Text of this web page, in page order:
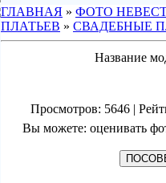
ГЛАВНАЯ » ФОТО
ПЛАТЬЕВ » СВАДЕБНЫЕ
Название
Просмотров: 5646 |
Вы можете: оценивать